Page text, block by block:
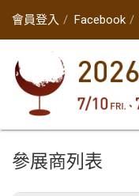
會員登入 Facebook
參展商列表